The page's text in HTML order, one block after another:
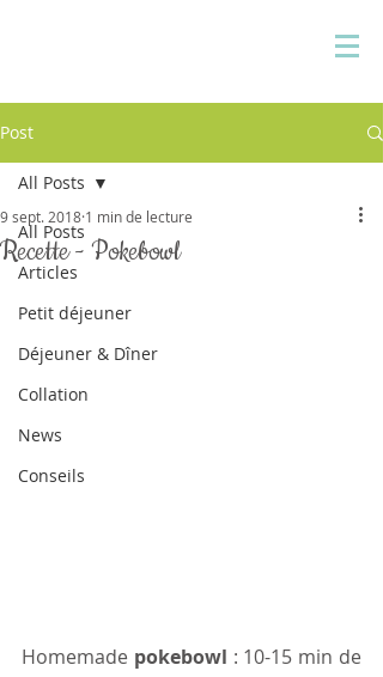
Post
All Posts
Articles
Petit déjeuner
Déjeuner & Dîner
Collation
News
Conseils
All Posts
Recette - Pokebowl
9 sept. 2018 1 min de lecture
Homemade pokebowl : 10-15 min de